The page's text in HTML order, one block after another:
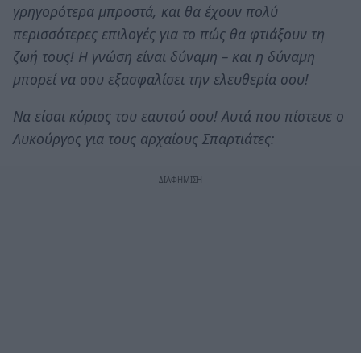
γρηγορότερα μπροστά, και θα έχουν πολύ
περισσότερες επιλογές για το πώς θα φτιάξουν τη
ζωή τους! Η γνώση είναι δύναμη – και η δύναμη
μπορεί να σου εξασφαλίσει την ελευθερία σου!
Να είσαι κύριος του εαυτού σου! Αυτά που πίστευε ο
Λυκούργος για τους αρχαίους Σπαρτιάτες: